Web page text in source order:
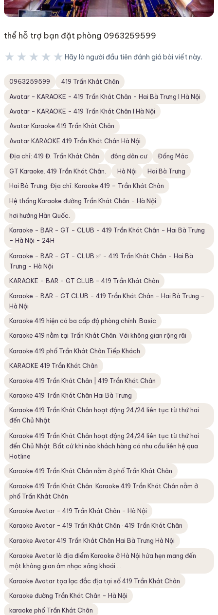
thể hỗ trợ bạn đặt phòng 0963259599
★★★★★ Hãy là người đầu tiên đánh giá bài viết này.
0963259599
419 Trần Khát Chân
Avatar - KARAOKE - 419 Trần Khát Chân - Hai Bà Trưng I Hà Nội
Avatar - KARAOKE - 419 Trần Khát Chân I Hà Nội
Avatar Karaoke 419 Trần Khát Chân
Avatar KARAOKE 419 Trần Khát Chân Hà Nội
Địa chỉ: 419 Đ. Trần Khát Chân
đông dân cư
Đống Mác
GT Karaoke. 419 Trần Khát Chân.
Hà Nội
Hai Bà Trưng
Hai Bà Trưng. Địa chỉ: Karaoke 419 – Trần Khát Chân
Hệ thống Karaoke đường Trần Khát Chân - Hà Nội
hơi hướng Hàn Quốc.
Karaoke - BAR - GT - CLUB - 419 Trần Khát Chân - Hai Bà Trưng
- Hà Nội - 24H
Karaoke - BAR - GT - CLUB ✅ - 419 Trần Khát Chân - Hai Bà
Trưng - Hà Nội
KARAOKE - BAR - GT CLUB - 419 Trần Khát Chân
Karaoke - BAR - GT CLUB - 419 Trần Khát Chân - Hai Bà Trưng -
Hà Nội
Karaoke 419 hiện có ba cấp độ phòng chính: Basic
Karaoke 419 nằm tại Trần Khát Chân. Với không gian rộng rãi
Karaoke 419 phố Trần Khát Chân Tiếp Khách
KARAOKE 419 Trần Khát Chân
Karaoke 419 Trần Khát Chân | 419 Trần Khát Chân
Karaoke 419 Trần Khát Chân Hai Bà Trưng
Karaoke 419 Trần Khát Chân hoạt động 24/24 liên tục từ thứ hai
đến Chủ Nhật
Karaoke 419 Trần Khát Chân hoạt động 24/24 liên tục từ thứ hai
đến Chủ Nhật. Bất cứ khi nào khách hàng có nhu cầu liên hệ qua
Hotline
Karaoke 419 Trần Khát Chân nằm ở phố Trần Khát Chân
Karaoke 419 Trần Khát Chân. Karaoke 419 Trần Khát Chân nằm ở
phố Trần Khát Chân
Karaoke Avatar - 419 Trần Khát Chân - Hà Nội
Karaoke Avatar - 419 Trần Khát Chân · 419 Trần Khát Chân
Karaoke Avatar 419 Trần Khát Chân Hai Bà Trưng Hà Nội
Karaoke Avatar là địa điểm Karaoke ở Hà Nội hứa hẹn mang đến
một không gian âm nhạc sảng khoái ...
Karaoke Avatar tọa lạc đắc địa tại số 419 Trần Khát Chân
Karaoke đường Trần Khát Chân - Hà Nội
karaoke phố Trần Khát Chân